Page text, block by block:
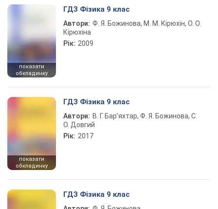
показати
обкладинку
ГДЗ Фізика 9 клас
Автори: Ф. Я. Божинова, М. М. Кірюхін, О. О.
Кірюхіна
Рік: 2009
показати
обкладинку
ГДЗ Фізика 9 клас
Автори: В. Г. Бар’яхтар, Ф. Я. Божинова, С.
О. Довгий
Рік: 2017
ГДЗ Фізика 9 клас